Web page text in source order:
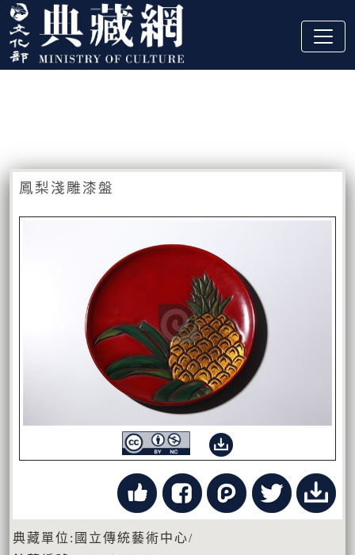
跳到主要內容
:::
鳳梨淺雕漆盤
典藏單位:國立傳統藝術中心/